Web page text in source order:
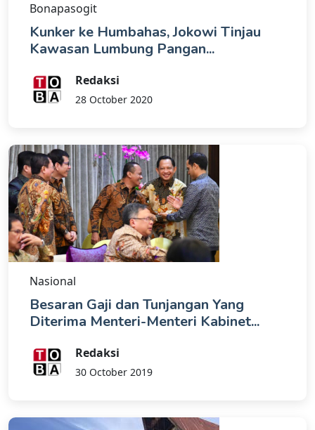
Bonapasogit
Kunker ke Humbahas, Jokowi Tinjau
Kawasan Lumbung Pangan...
Redaksi
28 October 2020
Nasional
Besaran Gaji dan Tunjangan Yang
Diterima Menteri-Menteri Kabinet...
Redaksi
30 October 2019